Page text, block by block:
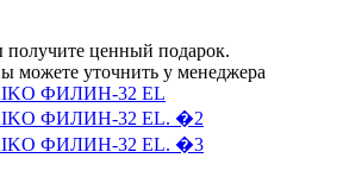
ценный подарок.
можете уточнить у менеджера